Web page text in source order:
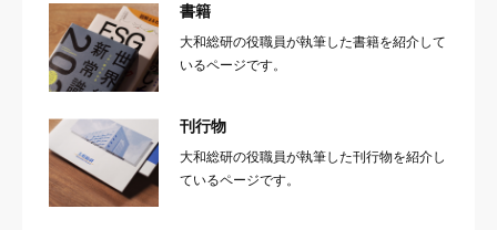
書籍
大和総研の役職員が執筆した書籍を紹介して
いるページです。
刊行物
大和総研の役職員が執筆した刊行物を紹介し
ているページです。